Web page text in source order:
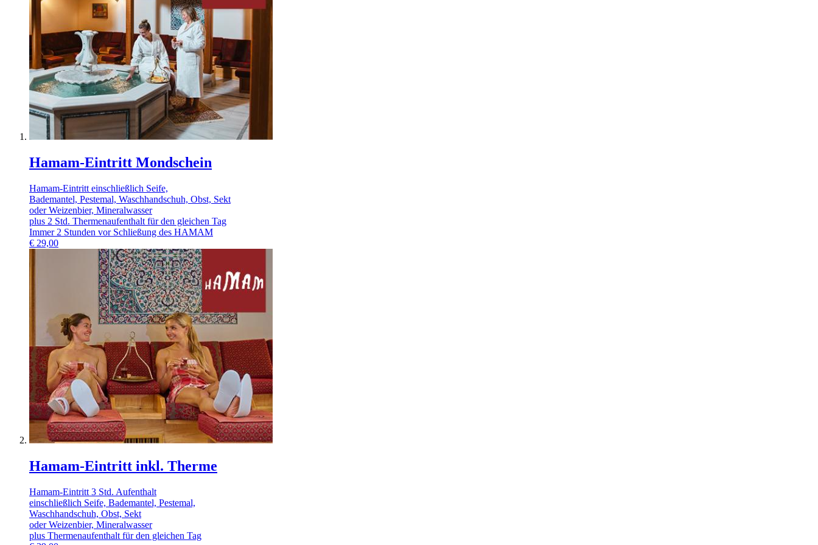
Hamam-Eintritt Mondschein
Hamam-Eintritt einschließlich Seife,
Bademantel, Pestemal, Waschhandschuh, Obst, Sekt
oder Weizenbier, Mineralwasser
plus 2 Std. Thermenaufenthalt für den gleichen Tag
Immer 2 Stunden vor Schließung des HAMAM
€ 29,00
Hamam-Eintritt inkl. Therme
Hamam-Eintritt 3 Std. Aufenthalt
einschließlich Seife, Bademantel, Pestemal,
Waschhandschuh, Obst, Sekt
oder Weizenbier, Mineralwasser
plus Thermenaufenthalt für den gleichen Tag